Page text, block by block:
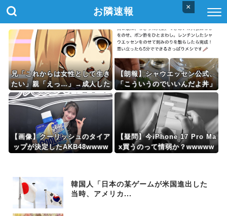
×
お隣速報
兄「これからは女性として生き
たい」親「えっ…」→成人した
兄の突然の告白に、家族はまさ
かの事態を迎えることになり…
【朗報】シャウエッセン公式、
「こういうのでいいんだよ丼」
を作るｗｗｗｗｗｗｗ
【画像】クーリッシュのタイア
ップが決定したAKB48wwww
【疑問】今iPhone 17 Pro Ma
x買うのって情弱か？wwwww
韓国人「日本の某ゲームが米国進出した
当時、アメリカ...